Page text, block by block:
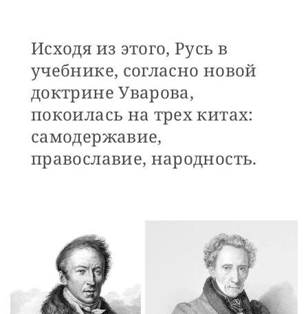
Исходя из этого, Русь в
учебнике, согласно новой
доктрине Уварова,
покоилась на трех китах:
самодержавие,
православие, народность.